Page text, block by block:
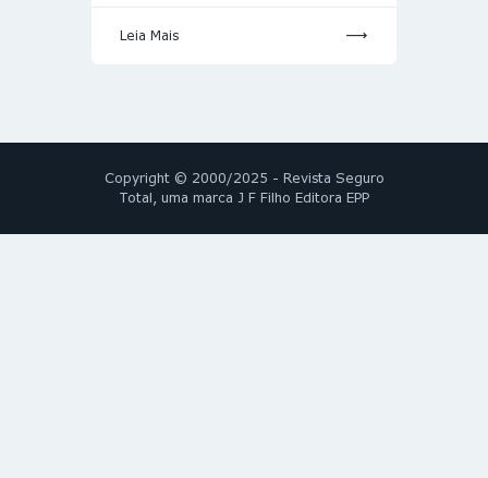
Leia Mais
Copyright © 2000/2025 - Revista Seguro
Total, uma marca J F Filho Editora EPP